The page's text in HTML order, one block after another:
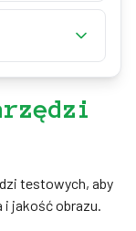
oraz
cel,
obniżają
lokalnie na
testowych, aby
jakość obrazu.